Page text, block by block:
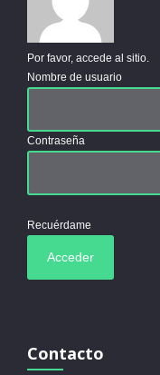
Por favor, accede al sitio.
Nombre de usuario
Contraseña
Recuérdame
Contacto